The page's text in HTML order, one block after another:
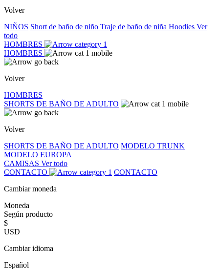
Volver
NIÑOS Short de baño de niño Traje de baño de niña Hoodies Ver
todo
HOMBRES
HOMBRES
Volver
HOMBRES
SHORTS DE BAÑO DE ADULTO
Volver
SHORTS DE BAÑO DE ADULTO MODELO TRUNK
MODELO EUROPA
CAMISAS Ver todo
CONTACTO
CONTACTO
Cambiar moneda
Moneda
Según producto
$
USD
Cambiar idioma
Español